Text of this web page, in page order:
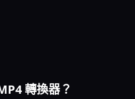
轉換器？